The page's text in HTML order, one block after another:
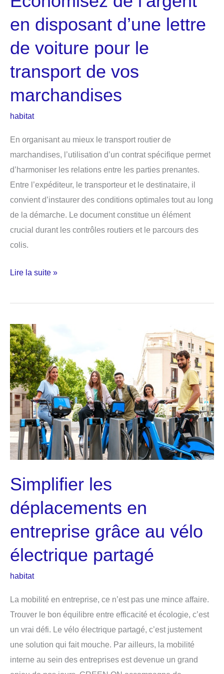
en disposant d’une lettre
de voiture pour le
transport de vos
marchandises
habitat
En organisant au mieux le transport routier de
marchandises, l’utilisation d’un contrat spécifique permet
d’harmoniser les relations entre les parties prenantes.
Entre l’expéditeur, le transporteur et le destinataire, il
convient d’instaurer des conditions optimales tout au long
de la démarche. Le document constitue un élément
crucial durant les contrôles routiers et le parcours des
colis.
Économisez
l’argent
disposant
d’une
lettre
de
voiture
pour
le
transport
de
marchandises
Lire la suite »
Simplifier les
déplacements en
entreprise grâce au vélo
électrique partagé
habitat
La mobilité en entreprise, ce n’est pas une mince affaire.
Trouver le bon équilibre entre efficacité et écologie, c’est
un vrai défi. Le vélo électrique partagé, c’est justement
une solution qui fait mouche. Par ailleurs, la mobilité
interne au sein des entreprises est devenue un grand